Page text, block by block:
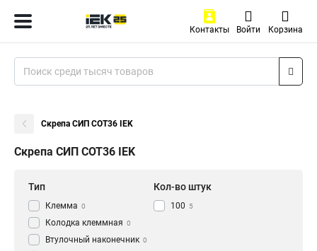
Контакты Войти Корзина
Скрепа СИП COT36 IEK
Скрепа СИП COT36 IEK
Тип
Клемма 0
Колодка клеммная 0
Втулочный наконечник 0
Кол-во штук
100 5